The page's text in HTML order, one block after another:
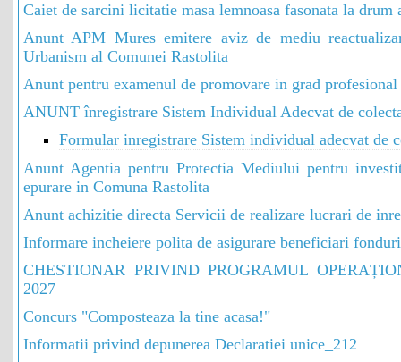
Caiet de sarcini licitatie masa lemnoasa fasonata la drum
Anunt APM Mures emitere aviz de mediu
Urbanism al Comunei Rastolita
Anunt pentru examenul de promovare in grad profesional
ANUNT înregistrare Sistem Individual Adecvat de
Formular inregistrare Sistem individual adecvat de
Anunt Agentia pentru Protectia Mediului pentru
epurare in Comuna Rastolita
Anunt achizitie directa Servicii de realizare lucrari de
Informare incheiere polita de asigurare beneficiari
CHESTIONAR PRIVIND PROGRAMUL
2027
Concurs "Composteaza la tine acasa!"
Informatii privind depunerea Declaratiei unice_212